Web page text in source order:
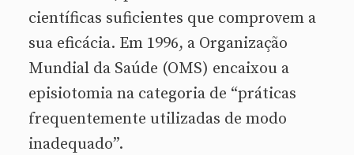
científicas suficientes que comprovem a
sua eficácia. Em 1996, a Organização
Mundial da Saúde (OMS) encaixou a
episiotomia na categoria de “práticas
frequentemente utilizadas de modo
inadequado”.